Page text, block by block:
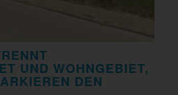
UND WOHNGEBIET,
DEN